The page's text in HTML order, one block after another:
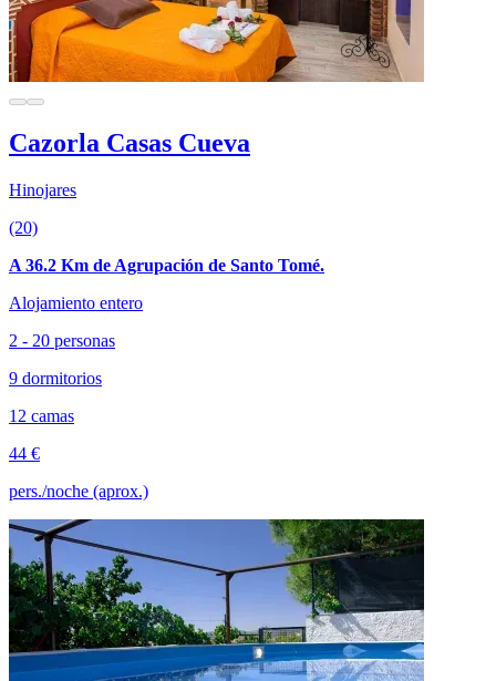
Cazorla Casas Cueva
Hinojares
(20)
A 36.2 Km de Agrupación de Santo Tomé.
Alojamiento entero
2 - 20 personas
9 dormitorios
12 camas
44 €
pers./noche (aprox.)